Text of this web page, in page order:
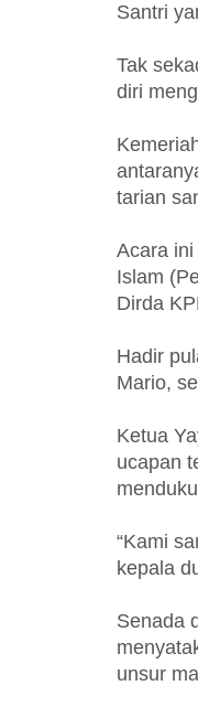
Santri
Tak
diri
tarian
Acara
Islam
Dirda
Hadir
Mario,
Ketua
ucapan
“Kami
kepala
Senada
unsur